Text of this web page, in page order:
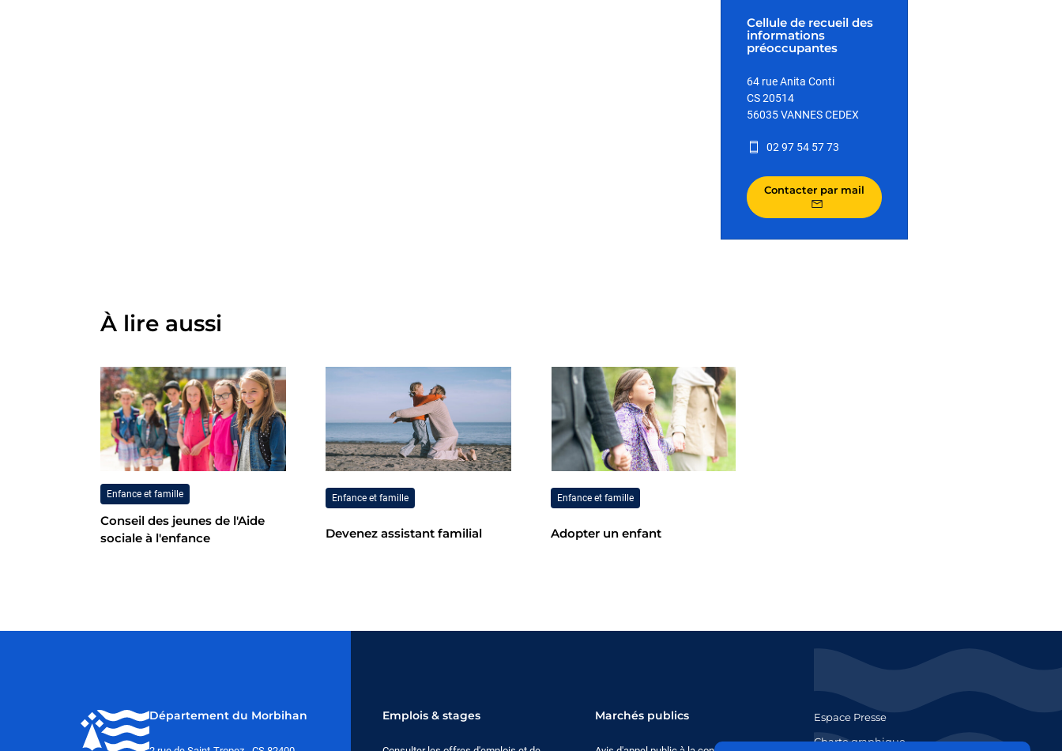
Cellule de recueil des
informations
préoccupantes
64 rue Anita Conti
CS 20514
56035 VANNES CEDEX
02 97 54 57 73
Contacter par mail
À lire aussi
Enfance et famille
Conseil des jeunes de l'Aide
sociale à l'enfance
Enfance et famille
Devenez assistant familial
Enfance et famille
Adopter un enfant
Département du Morbihan Emplois & stages Marchés publics
Espace Presse
Charte graphique